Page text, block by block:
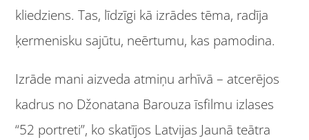
kliedziens. Tas, līdzīgi kā izrādes tēma, radīja
ķermenisku sajūtu, neērtumu, kas pamodina.
Izrāde mani aizveda atmiņu arhīvā – atcerējos
kadrus no Džonatana Barouza īsfilmu izlases
“52 portreti”, ko skatījos Latvijas Jaunā teātra